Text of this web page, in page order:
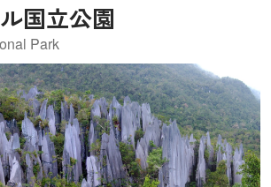
上がこの公園内に生息しています。
国立公園
Park